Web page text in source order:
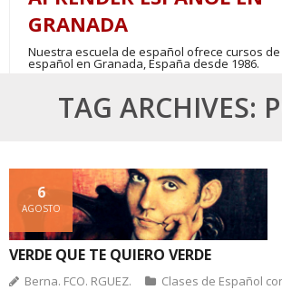
GRANADA
Nuestra escuela de español ofrece cursos de
español en Granada, España desde 1986.
TAG ARCHIVES:
VERDE QUE TE QUIERO VERDE
6
AGOSTO
Berna. FCO. RGUEZ.
Clases de Español